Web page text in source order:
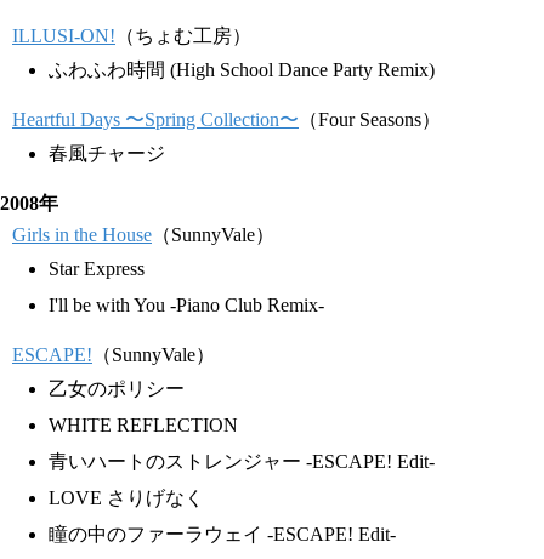
ILLUSI-ON! （ちょむ工房）
ふわふわ時間 (High School Dance Party Remix)
Heartful Days 〜Spring Collection〜 （Four Seasons）
春風チャージ
2008年
Girls in the House （SunnyVale）
Star Express
I'll be with You -Piano Club Remix-
ESCAPE! （SunnyVale）
乙女のポリシー
WHITE REFLECTION
青いハートのストレンジャー -ESCAPE! Edit-
LOVE さりげなく
瞳の中のファーラウェイ -ESCAPE! Edit-